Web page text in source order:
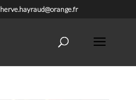
herve.hayraud@orange.fr